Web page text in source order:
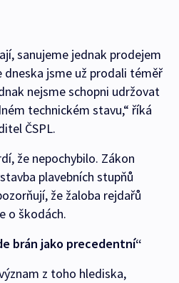
sanujeme jednak prodejem
jsme už prodali téměř
nejsme schopni udržovat
technickém stavu,“ říká
ČSPL.
že nepochybilo. Zákon
plavebních stupňů
že žaloba rejdařů
o škodách.
brán jako precedentní“
z toho hlediska,